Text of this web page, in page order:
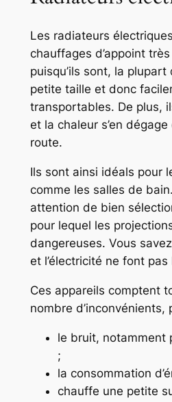
Les radiateurs
chauffages d’appoint
puisqu’ils sont, la
petite taille et donc
transportables. De plus,
et la chaleur s’en
route.
Ils sont ainsi idéals pour
comme les salles de
attention de bien
pour lequel les
dangereuses. Vous
et l’électricité ne font
Ces appareils comptent
nombre d’inconvénients,
le bruit, notamment
;
la consommation
chauffe une petite